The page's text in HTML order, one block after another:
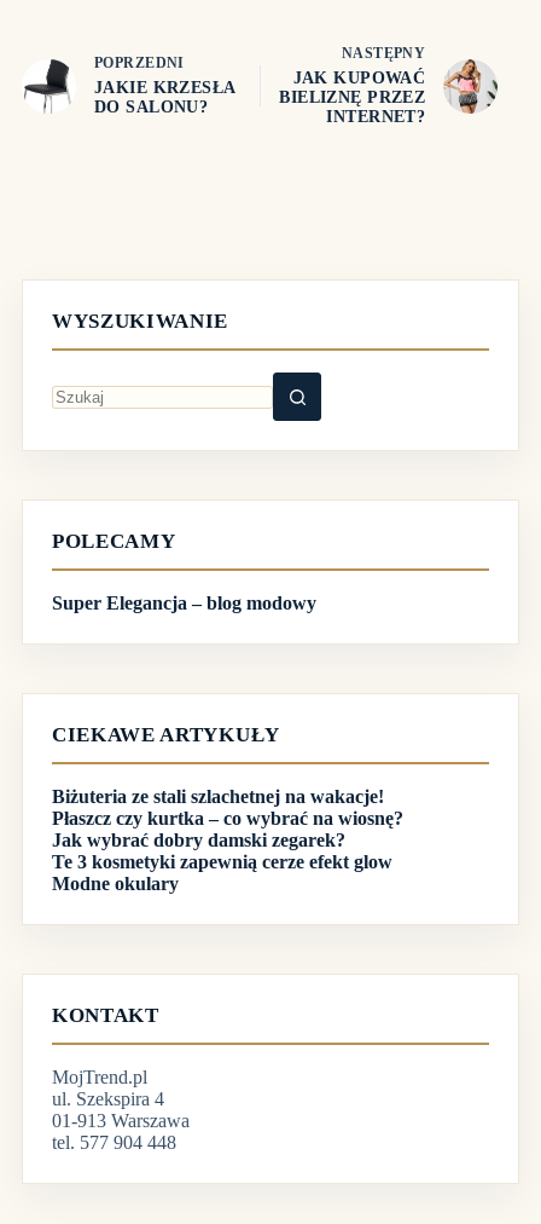
POPRZEDNI
JAKIE KRZESŁA
DO SALONU?
NASTĘPNY
JAK KUPOWAĆ
BIELIZNĘ PRZEZ
INTERNET?
WYSZUKIWANIE
wyników
POLECAMY
Super Elegancja – blog modowy
CIEKAWE ARTYKUŁY
Biżuteria ze stali szlachetnej na wakacje!
Płaszcz czy kurtka – co wybrać na wiosnę?
Jak wybrać dobry damski zegarek?
Te 3 kosmetyki zapewnią cerze efekt glow
Modne okulary
KONTAKT
MojTrend.pl
ul. Szekspira 4
01-913 Warszawa
tel. 577 904 448